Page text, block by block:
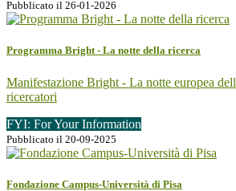
Pubblicato il 26-01-2026
Programma Bright - La notte della ricerca
Manifestazione Bright - La notte europea
ricercatori
FYI: For Your Information
Pubblicato il 20-09-2025
Fondazione Campus-Università di Pisa